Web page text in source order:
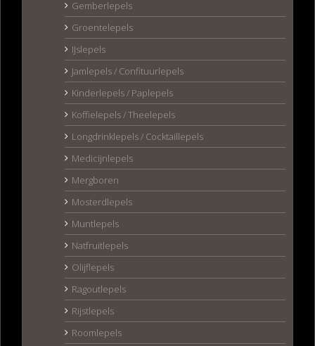
Gemberlepels
Groentelepels
IJslepels
Jamlepels / Confituurlepels
Kinderlepels / Paplepels
Koffielepels / Theelepels
Longdrinklepels / Cocktaillepels
Medicijnlepels
Mergboren
Mosterdlepels
Muntlepels
Natfruitlepels
Olijflepels
Ragoutlepels
Rijstlepels
Roomlepels